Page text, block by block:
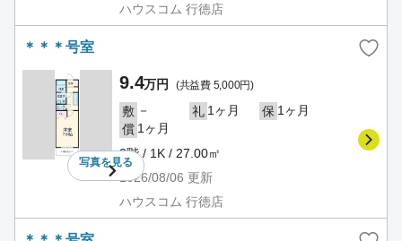
ハウスコム 行徳店
＊＊＊号室
写真を見る
9.4万円 (共益費 5,000円)
敷 － 礼 1ヶ月 保 1ヶ月
償 1ヶ月
2階 / 1K / 27.00㎡
2026/08/06 更新
ハウスコム 行徳店